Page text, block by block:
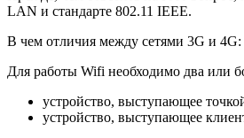
LAN и стандарте 802.11 IEEE.
В чем отличия между сетями 3G и
Для работы Wifi необходимо два или
устройство, выступающее
устройство, выступающее